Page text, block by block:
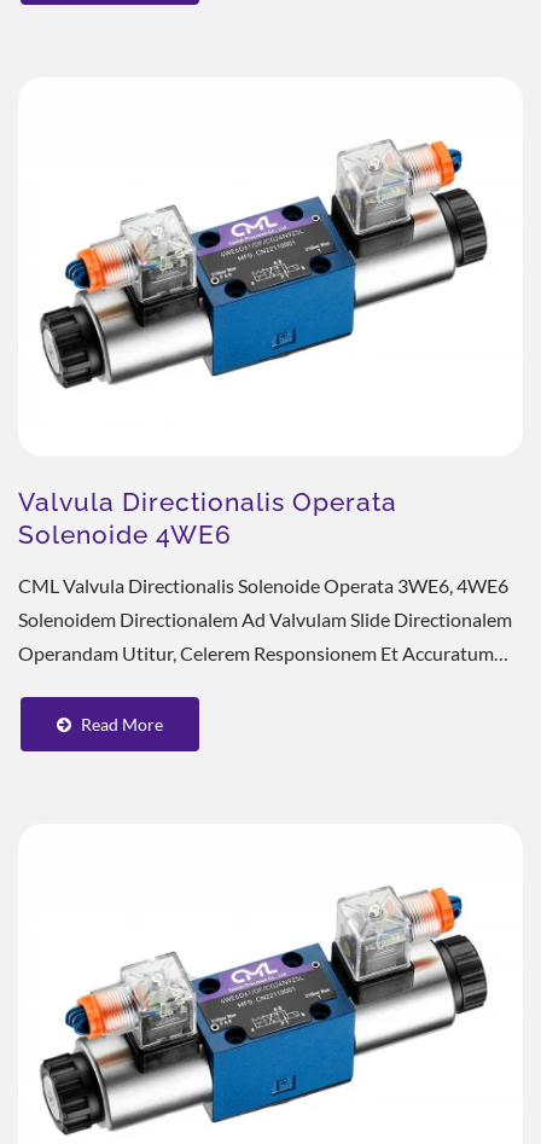
Valvula Directionalis Operata
Solenoide 4WE6
CML Valvula Directionalis Solenoide Operata 3WE6, 4WE6
Solenoidem Directionalem Ad Valvulam Slide Directionalem
Operandam Utitur, Celerem Responsionem Et Accuratum
Read More